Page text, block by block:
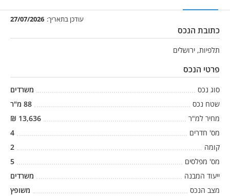
עודכן בתאריך: 27/07/2026
כתובת הנכס
תלפיות, ירושלים
פרטי הנכס
סוג נכס
משרדים
שטח נכס
88 מ"ר
מחיר למ"ר
13,636
₪
מס' חדרים
4
קומה
2
מס' מפלסים
5
ייעוד המבנה
משרדים
מצב הנכס
משופץ